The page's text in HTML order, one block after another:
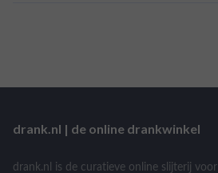
drank.nl | de online drankwinkel
drank.nl is de curatieve online slijterij voor